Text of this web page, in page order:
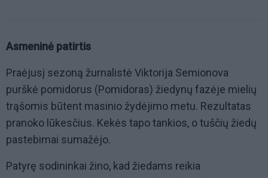
Asmeninė patirtis
Praėjusį sezoną žurnalistė Viktorija Semionova
purškė pomidorus (Pomidoras) žiedynų fazėje mielių
trąšomis būtent masinio žydėjimo metu. Rezultatas
pranoko lūkesčius. Kekės tapo tankios, o tuščių žiedų
pastebimai sumažėjo.
Patyrę sodininkai žino, kad žiedams reikia